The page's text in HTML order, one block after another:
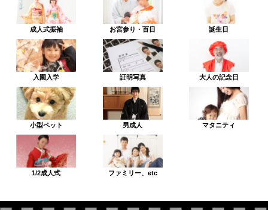
成人式振袖 お宮参り・百日 誕生日
入園入学 証明写真 大人の記念日
小型ペット 男成人 マタニティ
1/2成人式 ファミリー、etc